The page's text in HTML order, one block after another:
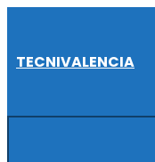
alTECNIVALENCIA